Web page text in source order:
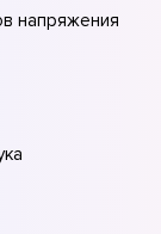
напряжения